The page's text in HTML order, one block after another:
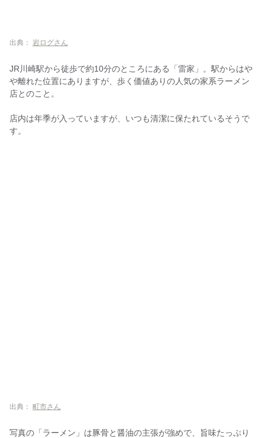
出典： 岩ログさん
JR川崎駅から徒歩で約10分のところにある「雷家」。駅からはや
や離れた位置にありますが、歩く価値ありの人気の家系ラーメン
店とのこと。
店内は年季が入っていますが、いつも清潔に保たれているそうで
す。
出典： 町市さん
写真の「ラーメン」は豚骨と醤油の主張が強めで、旨味たっぷり